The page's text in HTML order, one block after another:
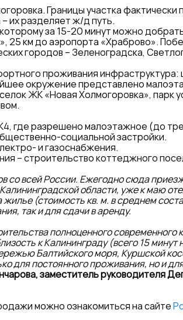
Границы участка фактически
их разделяет ж/д путь.
за 15-20 минут можно
км до аэропорта «Храброво».
городов – Зеленоградска,
проживания
окружение представлено
ЖК «Новая Холмогоровка», парк
где разрешено малоэтажное (до
социальной застройки.
и газоснабжения.
– строительство коттеджного
со всей России. Ежегодно сюда
области, уже к маю
(стоимость кв. м. в среднем
так и для сдачи в аренду.
полноценного современного
к Калининграду (всего 15
Балтийского моря, Куршской
для постоянного проживания, но и
заместитель руководителя
можно ознакомиться на сайте